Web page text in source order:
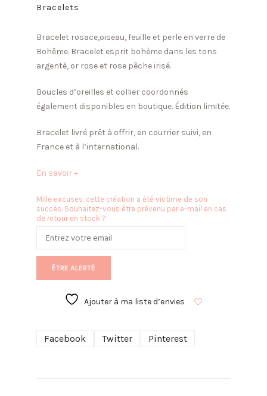
Bracelets
Bracelet rosace,oiseau, feuille et perle en verre de
Bohême. Bracelet esprit bohème dans les tons
argenté, or rose et rose pêche irisé.
Boucles d’oreilles et collier coordonnés
également disponibles en boutique. Édition limitée.
Bracelet livré prêt à offrir, en courrier suivi, en
France et à l’international.
En savoir +
Mille excuses, cette création a été victime de son
succès. Souhaitez-vous être prévenu par e-mail en cas
de retour en stock ?
ÊTRE ALERTÉ
Ajouter à ma liste d’envies
Facebook Twitter Pinterest